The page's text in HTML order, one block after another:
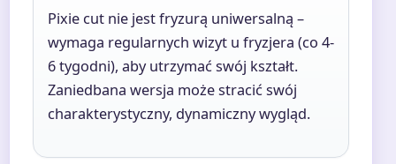
Pixie cut nie jest fryzurą uniwersalną –
wymaga regularnych wizyt u fryzjera (co 4-
6 tygodni), aby utrzymać swój kształt.
Zaniedbana wersja może stracić swój
charakterystyczny, dynamiczny wygląd.